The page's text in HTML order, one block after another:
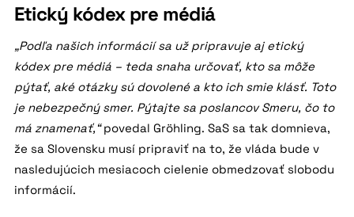
Etický kódex pre médiá
„Podľa našich informácií sa už pripravuje aj etický
kódex pre médiá – teda snaha určovať, kto sa môže
pýtať, aké otázky sú dovolené a kto ich smie klásť. Toto
je nebezpečný smer. Pýtajte sa poslancov Smeru, čo to
má znamenať,“povedal Gröhling. SaS sa tak domnieva,
že sa Slovensku musí pripraviť na to, že vláda bude v
nasledujúcich mesiacoch cielenie obmedzovať slobodu
informácií.